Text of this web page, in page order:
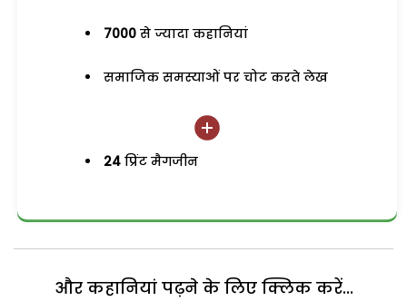
7000 से ज्यादा कहानियां
समाजिक समस्याओं पर चोट करते लेख
24 प्रिंट मैगजीन
और कहानियां पढ़ने के लिए क्लिक करें...